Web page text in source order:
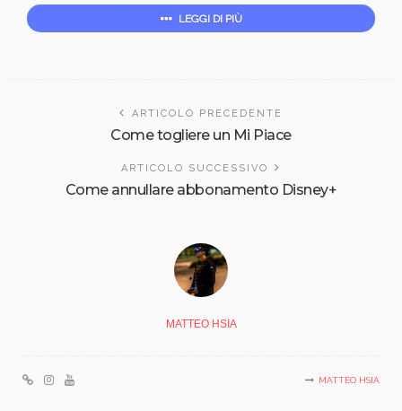
LEGGI DI PIÙ
ARTICOLO PRECEDENTE
Come togliere un Mi Piace
ARTICOLO SUCCESSIVO
Come annullare abbonamento Disney+
MATTEO HSIA
MATTEO HSIA